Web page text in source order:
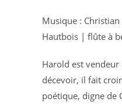
Musique :
Hautbois | flûte à
Harold est vendeur
décevoir, il fait
poétique, digne de